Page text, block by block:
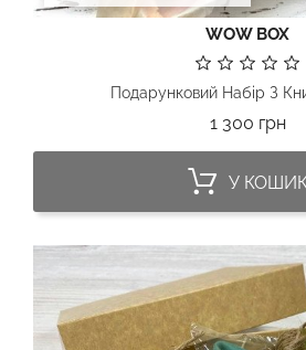
WOW BOX
Подарунковий Набір З
1 300 грн
У